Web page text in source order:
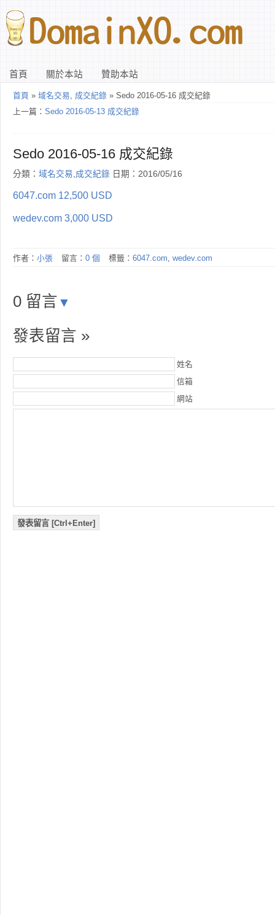
首頁 關於本站 贊助本站
首頁 » 域名交易, 成交紀錄 » Sedo 2016-05-16 成交紀錄
上一篇： Sedo 2016-05-13 成交紀錄
Sedo 2016-05-16 成交紀錄
分類： 域名交易,成交紀錄 日期：2016/05/16
6047.com 12,500 USD
wedev.com 3,000 USD
作者： 小張 留言： 0 個 標籤： 6047.com, wedev.com
0 留言 ▼
發表留言 »
姓名
信箱
網站